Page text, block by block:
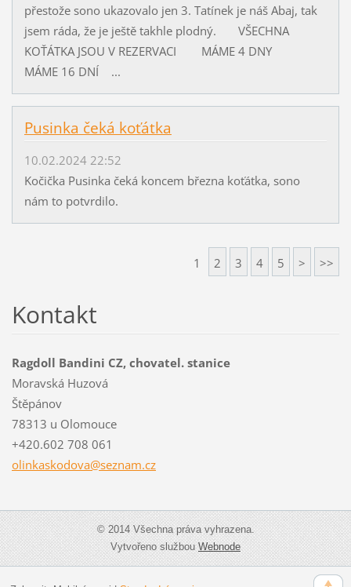
přestože sono ukazovalo jen 3. Tatínek je náš Abaj, tak
jsem ráda, že je ještě takhle plodný. VŠECHNA
KOŤÁTKA JSOU V REZERVACI MÁME 4 DNY
MÁME 16 DNÍ ...
Pusinka čeká koťátka
10.02.2024 22:52
Kočička Pusinka čeká koncem března koťátka, sono
nám to potvrdilo.
1 2 3 4 5 > >>
Kontakt
Ragdoll Bandini CZ, chovatel. stanice
Moravská Huzová
Štěpánov
78313 u Olomouce
+420.602 708 061
olinkaskodova@seznam.cz
© 2014 Všechna práva vyhrazena.
Vytvořeno službouWebnode